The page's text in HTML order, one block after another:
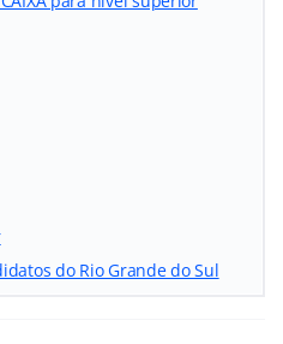
do Rio Grande do Sul